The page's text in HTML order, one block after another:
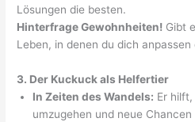
Lösungen die besten.
Hinterfrage Gewohnheiten! Gibt
Leben, in denen du dich
3. Der Kuckuck als Helfertier
In Zeiten des Wandels: Er
umzugehen und neue Chancen